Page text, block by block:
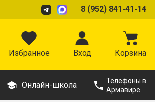
8 (952) 841-41-14
Избранное Вход Корзина
Онлайн-школа
Телефоны в
Армавире